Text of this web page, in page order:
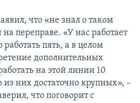
что «не знал о таком
переправе. «У нас работает
пять, а в целом
дополнительных
на этой линии 10
из них достаточно крупных», –
что поговорит с